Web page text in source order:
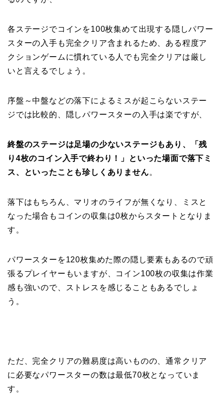
各ステージでコインを100枚集めて出現する隠しパワー
スターの入手も完全クリア含まれるため、ある程度ア
クションゲームに慣れている人でも完全クリアは厳し
いと言えるでしょう。
序盤～中盤などの落下によるミスが起こらないステー
ジでは比較的、隠しパワースターの入手は楽ですが、
終盤のステージは足場の少ないステージもあり、「残
り4枚のコイン入手で終わり！」といった場面で落下ミ
ス、といったことも珍しくありません。
落下はもちろん、マリオのライフが無くなり、ミスと
なった場合もコインの収集は0枚からスタートとなりま
す。
パワースターを120枚集めた際の隠し要素もあるので頑
張るプレイヤーもいますが、コイン100枚の収集は作業
感も強いので、ストレスを感じることもあるでしょ
う。
ただ、完全クリアの難易度は高いものの、通常クリア
に必要なパワースターの数は最低70枚となっていま
す。